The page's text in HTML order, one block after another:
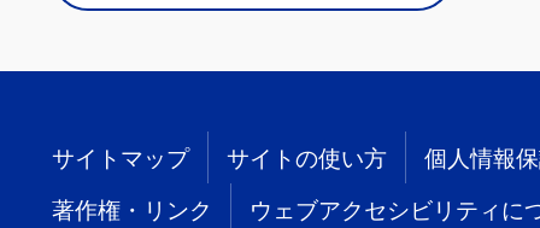
サイトマップ サイトの使い方 個人情報
著作権・リンク ウェブアクセシビリティに